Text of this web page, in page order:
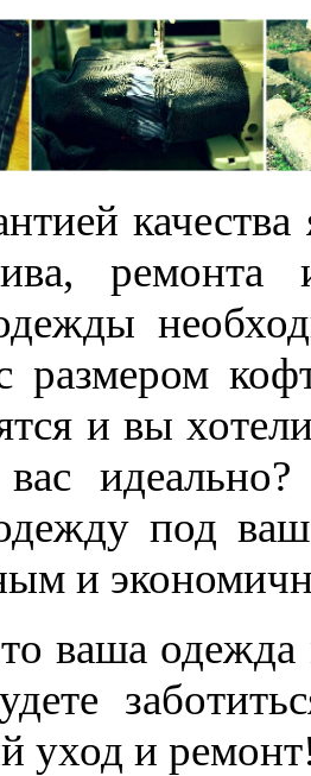
качества
ремонта
размером
и вы
под
и
ваша
уход и